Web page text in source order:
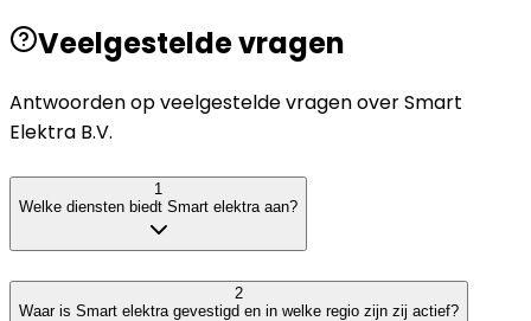
Veelgestelde vragen
Antwoorden op veelgestelde vragen overSmart
Elektra B.V.
1
Welke diensten biedt Smart elektra aan?
2
Waar is Smart elektra gevestigd en in welke regio zijn zij actief?